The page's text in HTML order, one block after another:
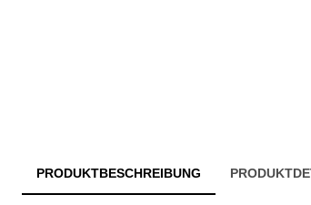
PRODUKTBESCHREIBUNG